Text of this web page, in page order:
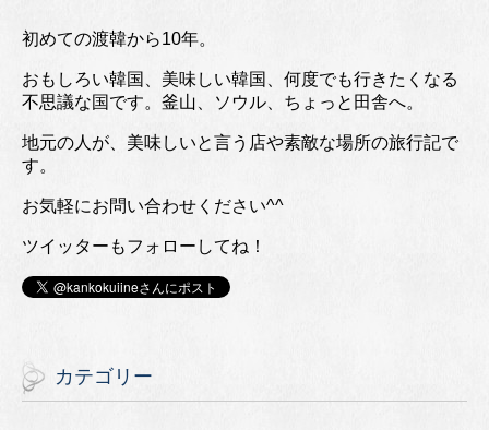
初めての渡韓から10年。
おもしろい韓国、美味しい韓国、何度でも行きたくなる
不思議な国です。釜山、ソウル、ちょっと田舎へ。
地元の人が、美味しいと言う店や素敵な場所の旅行記で
す。
お気軽にお問い合わせください^^
ツイッターもフォローしてね！
カテゴリー